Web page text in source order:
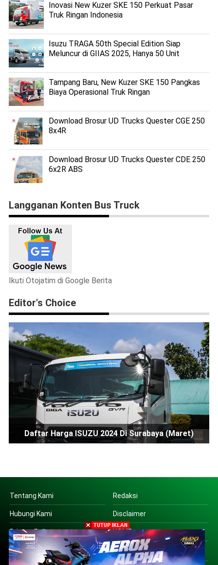
Inovasi New Kuzer SKE 150 Perkuat Pasar
Truk Ringan Indonesia
Isuzu TRAGA 50th Special Edition Siap
Meluncur di GIIAS 2025, Hanya 50 Unit
Tampang Baru, New Kuzer SKE 150 Pangkas
Biaya Operasional Truk Ringan
Download Brosur UD Trucks Quester CGE 250
8x4R
Download Brosur UD Trucks Quester CDE 250
6x2R ABS
Langganan Konten Bus Truck
Ikuti Otojatim di Google Berita
Editor's Choice
Daftar Harga ISUZU 2024 Di Surabaya (Maret)
Tentang Kami Redaksi
Hubungi Kami Disclaimer
Privacy Policy HOME